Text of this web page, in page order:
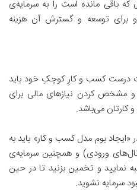
باقی مانده است را به سرمایه‌ی
برای توسعه و گسترش آن هزینه
درست کسب و کارِ کوچکِ خود باید
و مشخص کردن نیازهای مالی برای
می‌باشد.
بوم مدل کسب و کار» باید به
ورودی) و همچنین سرمایه‌ی
نمایید و تخمین بزنید تا در حین
سرمایه نشوید.